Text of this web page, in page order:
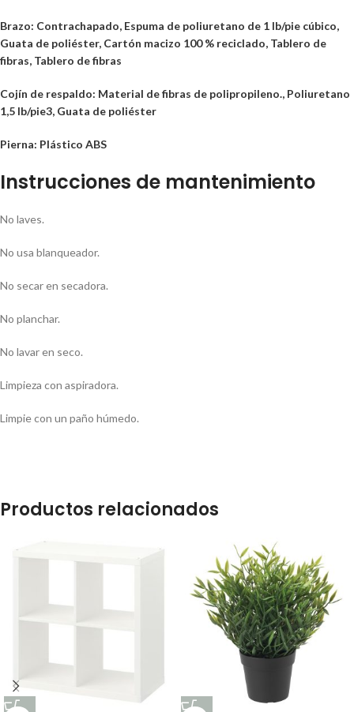
Brazo: Contrachapado, Espuma de poliuretano de 1 lb/pie cúbico,
Guata de poliéster, Cartón macizo 100 % reciclado, Tablero de
fibras, Tablero de fibras
Cojín de respaldo: Material de fibras de polipropileno., Poliuretano
1,5 lb/pie3, Guata de poliéster
Pierna: Plástico ABS
Instrucciones de mantenimiento
No laves.
No usa blanqueador.
No secar en secadora.
No planchar.
No lavar en seco.
Limpieza con aspiradora.
Limpie con un paño húmedo.
Productos relacionados